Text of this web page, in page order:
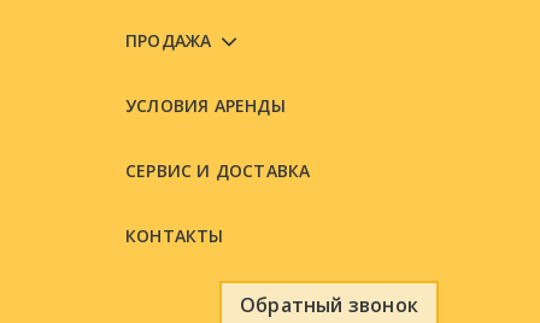
ПРОДАЖА
УСЛОВИЯ АРЕНДЫ
СЕРВИС И ДОСТАВКА
КОНТАКТЫ
Обратный звонок